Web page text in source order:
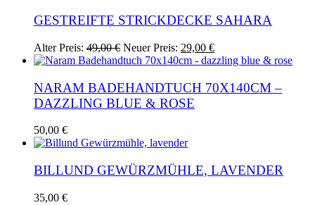
13,00 €
9,00 €.
GESTREIFTE STRICKDECKE SAHARA
Alter Preis: 49,00€ Ursprünglicher
Preis
49,00 €
Neuer Preis: 29,00 €Aktueller
Preis
29,00 €.
NARAM BADEHANDTUCH 70X140CM –
DAZZLING BLUE & ROSE
50,00 €
BILLUND GEWÜRZMÜHLE, LAVENDER
35,00 €